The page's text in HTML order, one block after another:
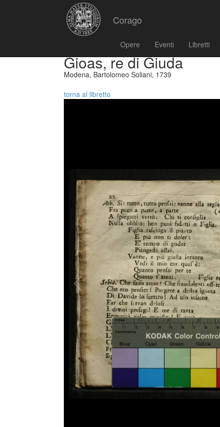
Corago
Opere Eventi Libretti
Gioas, re di Giuda
Modena, Bartolomeo Soliani, 1739
torna al libretto